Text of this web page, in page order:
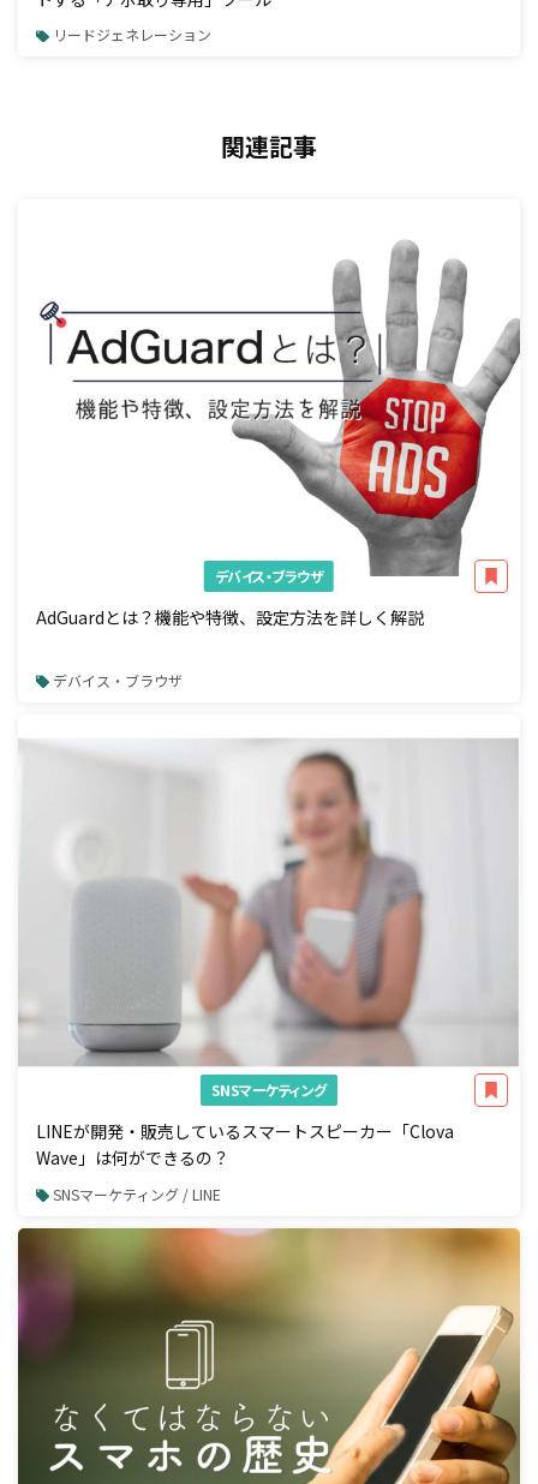
リードジェネレーション
関連記事
デバイス・ブラウザ
AdGuardとは？機能や特徴、設定方法を詳しく解説
デバイス・ブラウザ
SNSマーケティング
LINEが開発・販売しているスマートスピーカー「Clova
Wave」は何ができるの？
SNSマーケティング / LINE